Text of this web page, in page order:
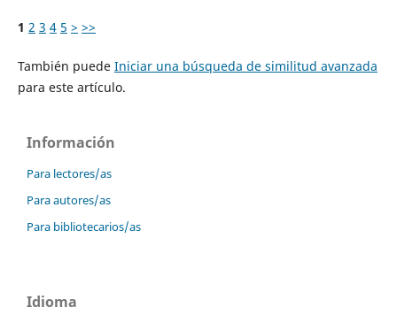
1 2 3 4 5 > >>
También puede Iniciar una búsqueda de similitud avanzada
para este artículo.
Información
Para lectores/as
Para autores/as
Para bibliotecarios/as
Idioma